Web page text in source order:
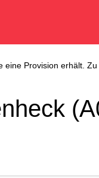
Provision erhält.